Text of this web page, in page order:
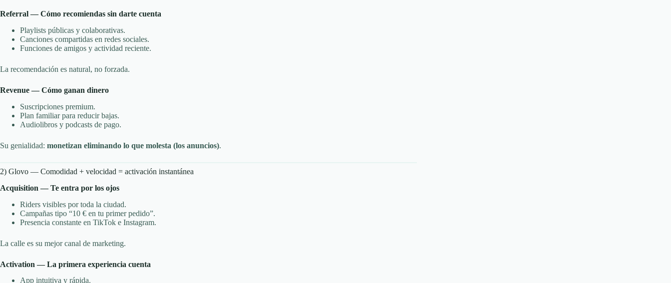
Referral — Cómo recomiendas sin darte cuenta
Playlists públicas y colaborativas.
Canciones compartidas en redes sociales.
Funciones de amigos y actividad reciente.
La recomendación es natural, no forzada.
Revenue — Cómo ganan dinero
Suscripciones premium.
Plan familiar para reducir bajas.
Audiolibros y podcasts de pago.
Su genialidad: monetizan eliminando lo que molesta (los anuncios).
2) Glovo — Comodidad + velocidad = activación instantánea
Acquisition — Te entra por los ojos
Riders visibles por toda la ciudad.
Campañas tipo “10 € en tu primer pedido”.
Presencia constante en TikTok e Instagram.
La calle es su mejor canal de marketing.
Activation — La primera experiencia cuenta
App intuitiva y rápida.